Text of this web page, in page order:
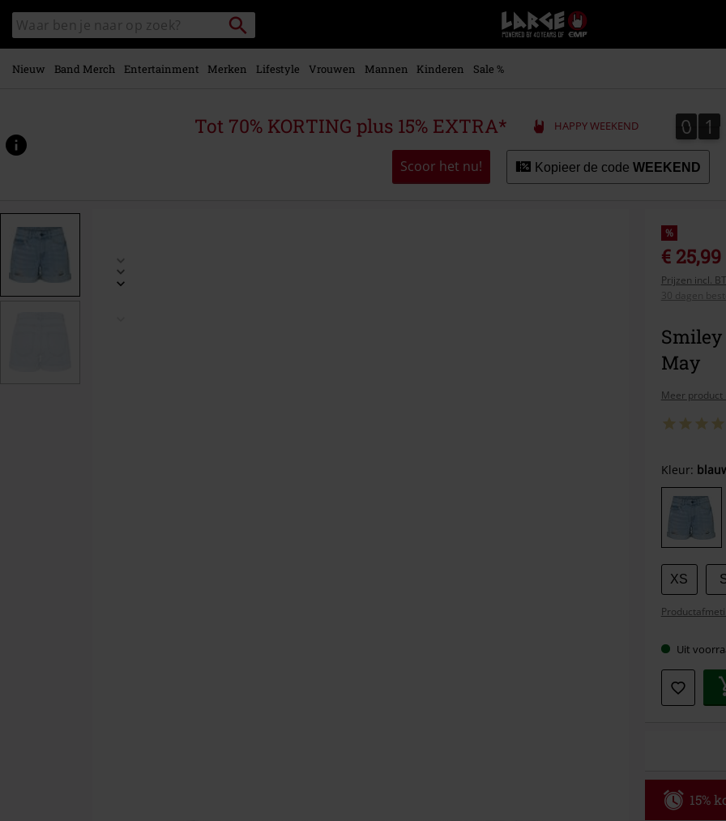
naar
hoofdinhoud
Zoek
in
catalogus
Packstation
zoeken
Large
–
Muziek-,
+
kleding
Nieuw Band Merch Entertainment Merken Lifestyle Vrouwen Mannen Kinderen Sale %
Tot 70% KORTING plus 15% EXTRA* HAPPY WEEKEND 0
0 1
1
Scoor het nu! Kopieer de code WEEKEND
www.large.nl/p/smiley-
%
€ 25,99
Prijzen incl.
30 dagen
May
Meer
Kies
je
maat
Kleur:
XS
Uit
15%